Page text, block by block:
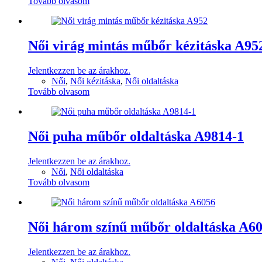
Női virág mintás műbőr kézitáska
Jelentkezzen be az árakhoz.
Női, Női kézitáska, Női oldaltáska
Tovább olvasom
Női puha műbőr oldaltáska A9814-1
Jelentkezzen be az árakhoz.
Női, Női oldaltáska
Tovább olvasom
Női három színű műbőr oldaltáska
Jelentkezzen be az árakhoz.